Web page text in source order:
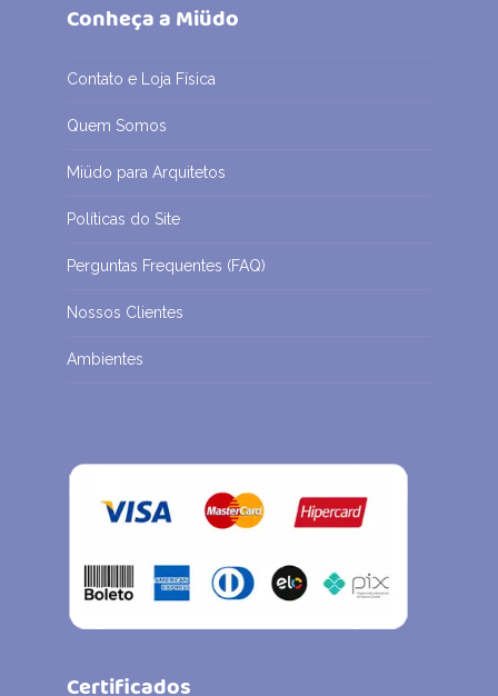
Conheça a Miüdo
Contato e Loja Física
Quem Somos
Miüdo para Arquitetos
Políticas do Site
Perguntas Frequentes (FAQ)
Nossos Clientes
Ambientes
Certificados